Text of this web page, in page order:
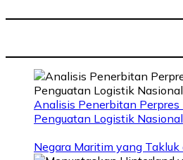
Analisis Penerbitan
Penguatan Logistik Nasional
Negara Maritim yang